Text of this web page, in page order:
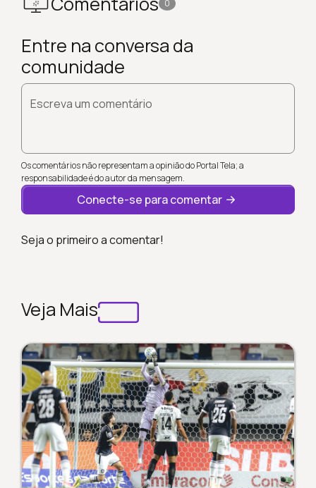
0
Entre na conversa da
comunidade
Escreva um comentário
Os comentários não representam a opinião do Portal Tela; a
responsabilidade é do autor da mensagem.
Conecte-se para comentar
Seja o primeiro a comentar!
Veja Mais